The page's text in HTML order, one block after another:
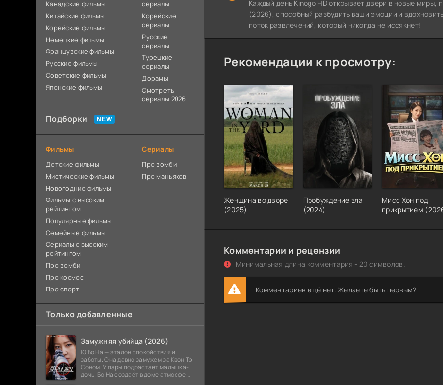
Каждый день Kinogo HD открывает двери в новые миры,
(2026), способный разбудить ваши эмоции и
поток развлечений, который никогда не иссякнет!
Рекомендации к просмотру:
Женщина во дворе
(2025)
Пробуждение зла
(2024)
Мисс Хон под
прикрытием
Комментарии и рецензии
Минимальная длина комментария - 20 символов.
Комментариев ещё нет. Желаете быть первым?
Канадские фильмы
Китайские фильмы
Корейские фильмы
Немецкие фильмы
Французские фильмы
Русские фильмы
Советские фильмы
Японские фильмы
сериалы
Корейские
сериалы
Русские
сериалы
Турецкие
сериалы
Дорамы
Смотреть
сериалы 2026
Подборки
Фильмы
Детские фильмы
Мистические фильмы
Новогодние фильмы
Фильмы с высоким
рейтингом
Популярные фильмы
Семейные фильмы
Сериалы с высоким
рейтингом
Про зомби
Про космос
Про спорт
Сериалы
Про зомби
Про маньяков
Только добавленные
Замужняя убийца (2026)
Ю Бо На — эталон спокойствия и
заботы. Она давно замужем за Квон Тэ
Соном. У пары подрастает малышка-
дочь. Бо На создаёт в доме атмосферу